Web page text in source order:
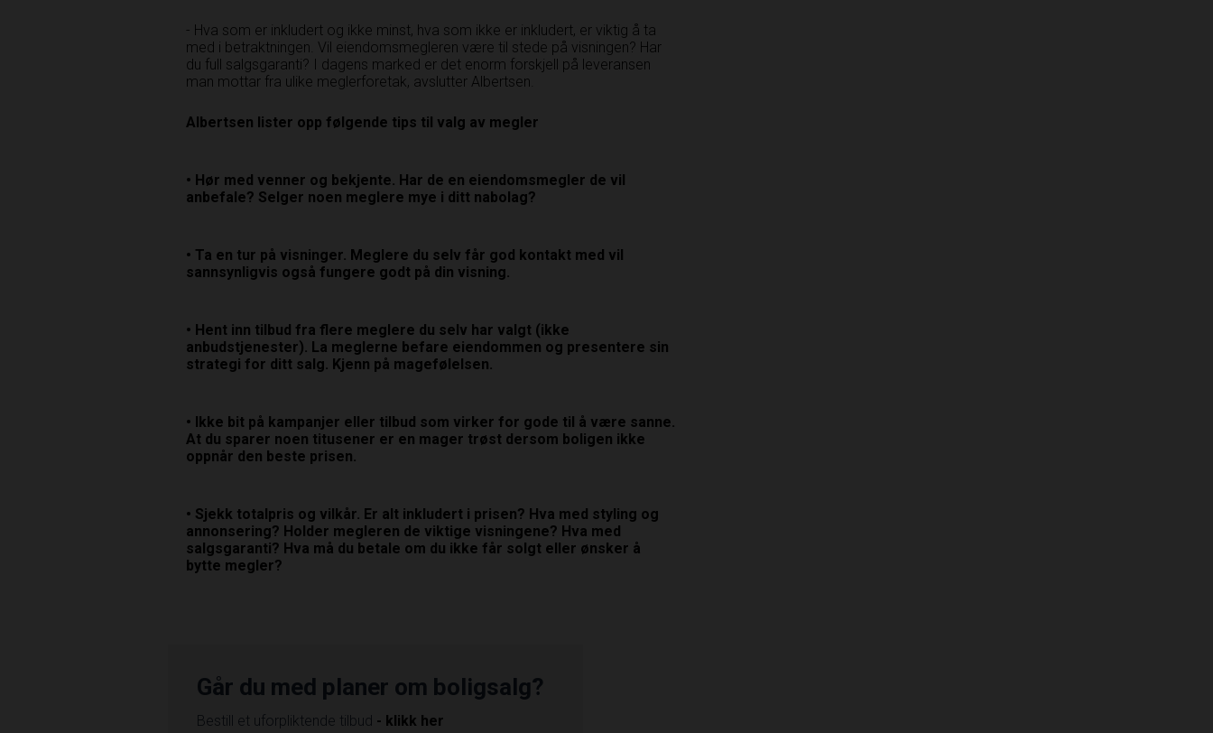
- Hva som er inkludert og ikke minst, hva som ikke er inkludert, er viktig å ta
med i betraktningen. Vil eiendomsmegleren være til stede på visningen? Har
du full salgsgaranti? I dagens marked er det enorm forskjell på leveransen
man mottar fra ulike meglerforetak, avslutter Albertsen.
Albertsen lister opp følgende tips til valg av megler
• Hør med venner og bekjente. Har de en eiendomsmegler de vil
anbefale? Selger noen meglere mye i ditt nabolag?
• Ta en tur på visninger. Meglere du selv får god kontakt med vil
sannsynligvis også fungere godt på din visning.
• Hent inn tilbud fra flere meglere du selv har valgt (ikke
anbudstjenester). La meglerne befare eiendommen og presentere sin
strategi for ditt salg. Kjenn på magefølelsen.
• Ikke bit på kampanjer eller tilbud som virker for gode til å være sanne.
At du sparer noen titusener er en mager trøst dersom boligen ikke
oppnår den beste prisen.
• Sjekk totalpris og vilkår. Er alt inkludert i prisen? Hva med styling og
annonsering? Holder megleren de viktige visningene? Hva med
salgsgaranti? Hva må du betale om du ikke får solgt eller ønsker å
bytte megler?
Går du med planer om boligsalg?
Bestill et uforpliktende tilbud - klikk her